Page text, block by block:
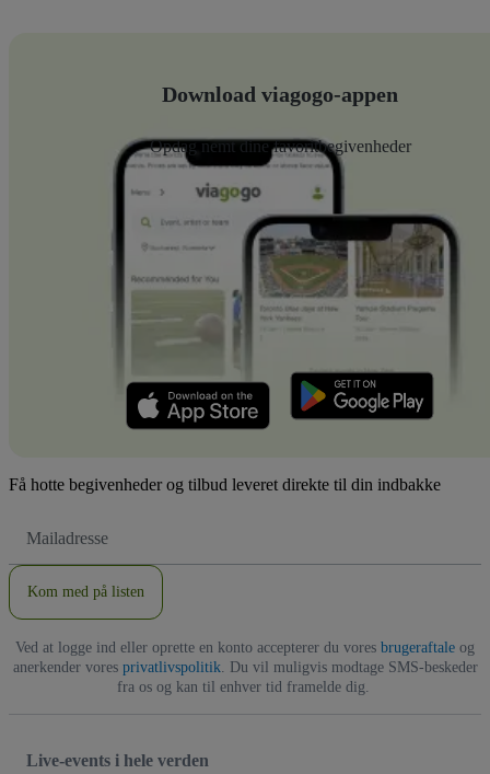
Download viagogo-appen
Opdag nemt dine favoritbegivenheder
Få hotte begivenheder og tilbud leveret direkte til din indbakke
adresse
Kom med på listen
Ved at logge ind eller oprette en konto accepterer du vores brugeraftale og
anerkender vores privatlivspolitik. Du vil muligvis modtage SMS-beskeder
fra os og kan til enhver tid framelde dig.
Live-events i hele verden